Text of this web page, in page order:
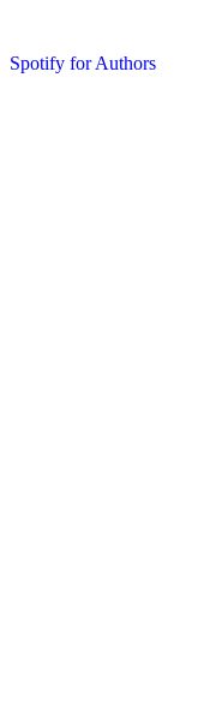
Spotify for Authors